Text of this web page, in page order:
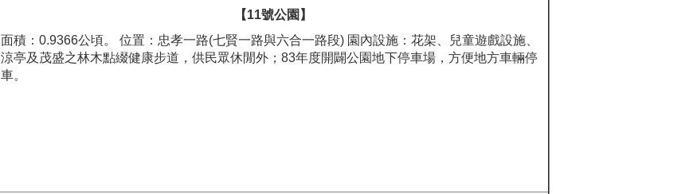
【11號公園】
面積：0.9366公頃。 位置：忠孝一路(七賢一路與六合一路段) 園內設施：花架、兒童遊戲設施、
涼亭及茂盛之林木點綴健康步道，供民眾休閒外；83年度開闢公園地下停車場，方便地方車輛停
車。